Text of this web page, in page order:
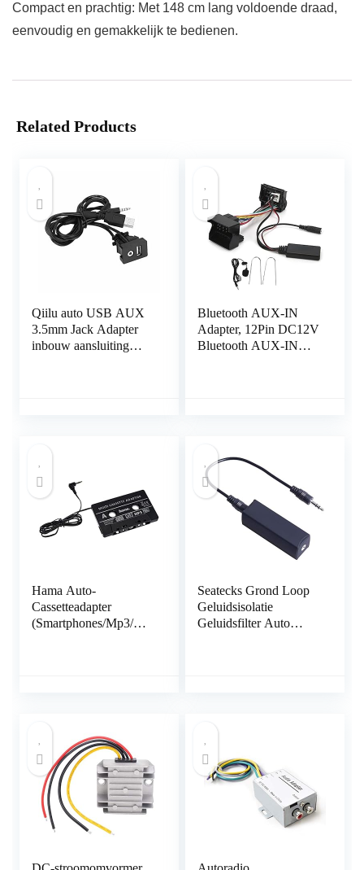
Compact en prachtig: Met 148 cm lang voldoende draad,
eenvoudig en gemakkelijk te bedienen.
Related Products
Qiilu auto USB AUX
3.5mm Jack Adapter
inbouw aansluiting
Bluetooth AUX-IN
Adapter, 12Pin DC12V
Bluetooth AUX-IN
Hama Auto-
Cassetteadapter
(Smartphones/Mp3/Cd-
Seatecks Grond Loop
Geluidsisolatie
Geluidsfilter Auto